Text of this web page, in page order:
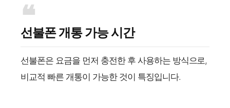
선불폰 개통 가능 시간
선불폰은 요금을 먼저 충전한 후 사용하는 방식으로,
비교적 빠른 개통이 가능한 것이 특징입니다.